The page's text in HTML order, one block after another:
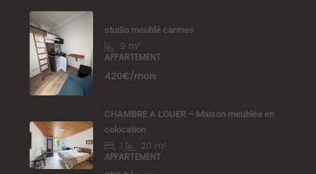
studio meublé carmes
9 m²
APPARTEMENT
420€/mois
CHAMBRE A LOUER – Maison meublée en
colocation
1 20 m²
APPARTEMENT